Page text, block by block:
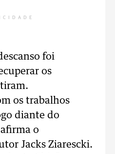
foi
os
os trabalhos
diante do
o
Jacks Ziarescki.